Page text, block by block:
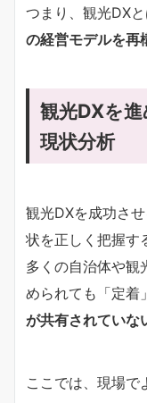
つまり、観光DX
の経営モデルを再
観光DXを
現状分析
観光DXを成功さ
状を正しく把握す
多くの自治体や観
められても「定着
が共有されていな
ここでは、現場で